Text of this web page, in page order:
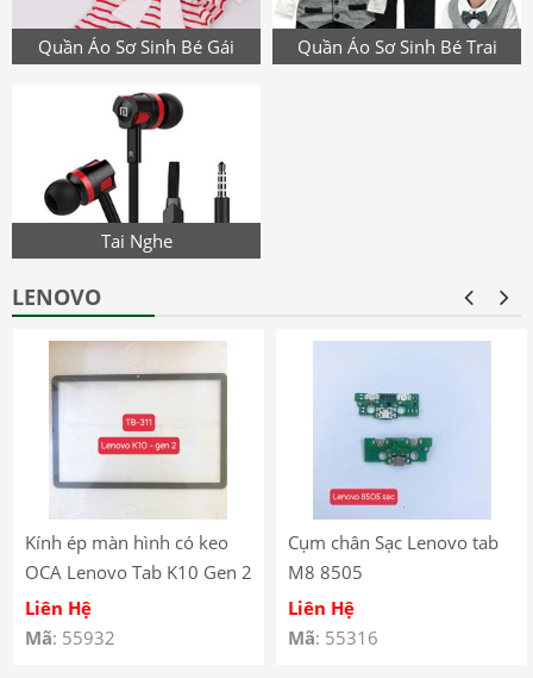
Quần Áo Sơ Sinh Bé Gái Quần Áo Sơ Sinh Bé Trai
Tai Nghe
LENOVO
Kính ép màn hình có keo
OCA Lenovo Tab K10 Gen 2
(2025) – TB-311
Liên Hệ
Mã: 55932
Cụm chân Sạc Lenovo tab
M8 8505
Liên Hệ
Mã: 55316